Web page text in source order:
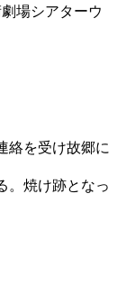
場シアターウ
絡を受け故郷に
。焼け跡となっ